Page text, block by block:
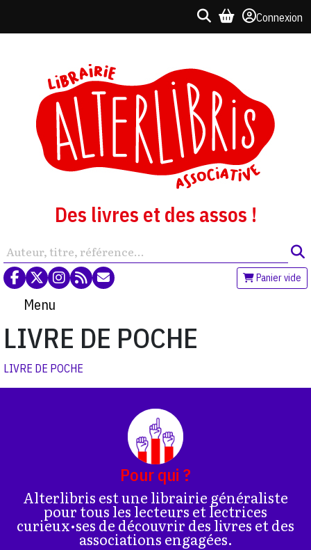
Connexion
Des livres et des assos !
Panier vide
Menu
LIVRE DE POCHE
LIVRE DE POCHE
Pour qui ?
Alterlibris est une librairie généraliste
pour tous les lecteurs et lectrices
curieux•ses de découvrir des livres et des
associations engagées.